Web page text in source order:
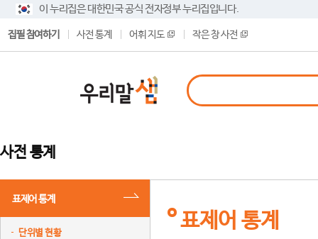
이 누리집은 대한민국 공식 전자정부 누리집입니다.
집필 참여하기 사전 통계 어휘 지도 작은 창 사전
사전 통계
표제어 통계
단위별 현황
표제어 통계